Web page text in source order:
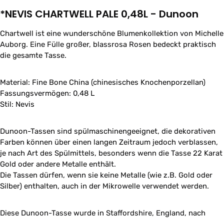
*NEVIS CHARTWELL PALE 0,48L - Dunoon
Chartwell ist eine wunderschöne Blumenkollektion von Michelle
Auborg. Eine Fülle großer, blassrosa Rosen bedeckt praktisch
die gesamte Tasse.
Material: Fine Bone China (chinesisches Knochenporzellan)
Fassungsvermögen: 0,48 L
Stil: Nevis
Dunoon-Tassen sind spülmaschinengeeignet, die dekorativen
Farben können über einen langen Zeitraum jedoch verblassen,
je nach Art des Spülmittels, besonders wenn die Tasse 22 Karat
Gold oder andere Metalle enthält.
Die Tassen dürfen, wenn sie keine Metalle (wie z.B. Gold oder
Silber) enthalten, auch in der Mikrowelle verwendet werden.
Diese Dunoon-Tasse wurde in Staffordshire, England, nach